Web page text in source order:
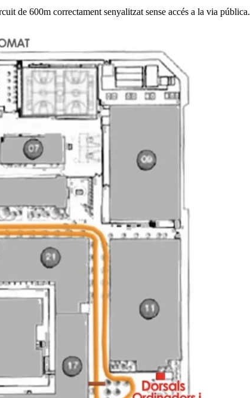
de 600m correctament senyalitzat sense accés a la via pública.